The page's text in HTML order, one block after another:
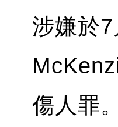
涉嫌於
傷人罪。